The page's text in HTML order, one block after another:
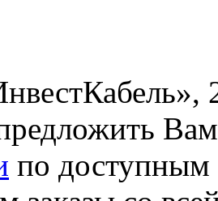
по доступным